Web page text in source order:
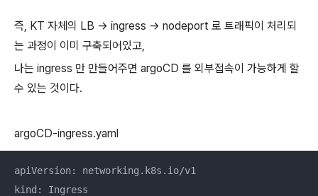
즉, KT 자체의 LB -> ingress -> nodeport 로 트래픽이 처리되
는 과정이 이미 구축되어있고,
나는 ingress 만 만들어주면 argoCD 를 외부접속이 가능하게 할
수 있는 것이다.
argoCD-ingress.yaml
apiVersion: networking.k8s.io/v1
kind: Ingress